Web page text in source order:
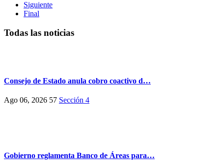
Siguiente
Final
Todas las noticias
Consejo de Estado anula cobro coactivo d…
Ago 06, 2026 57 Sección 4
Gobierno reglamenta Banco de Áreas para…